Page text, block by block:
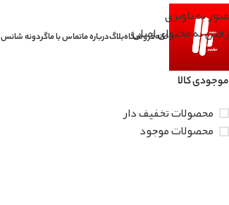
عبور به ناوبری
رفتن به محتوای اصلی
خانهفروشگاهبلاگدرباره ماتماس با ماگردونه شانس
موجودی کالا
محصولات تخفیف دار
محصولات موجود